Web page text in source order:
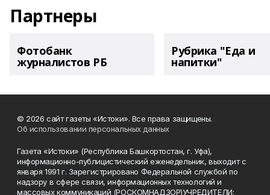
Партнеры
Фотобанк
журналистов РБ
Рубрика "Еда и
напитки"
© 2026 сайт газеты «Истоки». Все права защищены.
Об использовании персональных данных
Газета «Истоки» (Республика Башкортостан, г. Уфа),
информационно-публицистический еженедельник, выходит с
января 1991 г. Зарегистрировано Федеральной службой по
надзору в сфере связи, информационных технологий и
массовых коммуникаций (РОСКОМНАДЗОР)УЧРЕДИТЕЛИ: